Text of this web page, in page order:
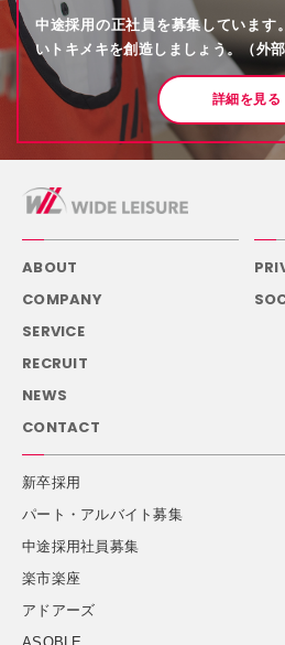
中途採用の正社員を募集しています
いトキメキを創造しましょう。（外
詳細を見る
ABOUT
COMPANY
SERVICE
RECRUIT
NEWS
CONTACT
新卒採用
パート・アルバイト募集
中途採用社員募集
楽市楽座
アドアーズ